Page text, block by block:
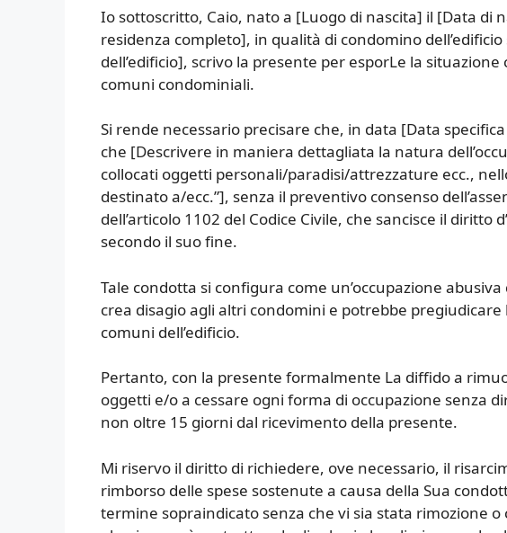
Io sottoscritto, Caio, nato a [Luogo di nascita] il [Data di
residenza completo], in qualità di condomino
dell’edificio], scrivo la presente per esporLe la situazione
comuni condominiali.
Si rende necessario precisare che, in data [Data
che [Descrivere in maniera dettagliata la natura
collocati oggetti personali/paradisi/attrezzature ecc.,
destinato a/ecc.”], senza il preventivo consenso
dell’articolo 1102 del Codice Civile, che sancisce il diritto
secondo il suo fine.
Tale condotta si configura come un’occupazione
crea disagio agli altri condomini e potrebbe
comuni dell’edificio.
Pertanto, con la presente formalmente La diffido a
oggetti e/o a cessare ogni forma di occupazione senza
non oltre 15 giorni dal ricevimento della presente.
Mi riservo il diritto di richiedere, ove necessario, il
rimborso delle spese sostenute a causa della Sua
termine sopraindicato senza che vi sia stata rimozione o